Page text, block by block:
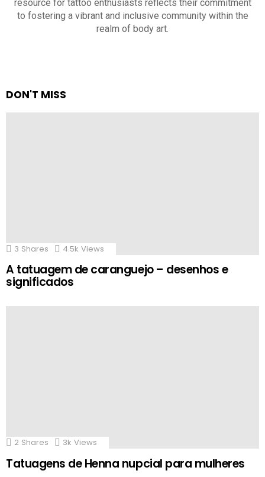
resource for tattoo enthusiasts reflects their commitment
to fostering a vibrant and inclusive community within the
realm of body art.
DON'T MISS
3 Shares 4.5k Views
A tatuagem de caranguejo – desenhos e
significados
2 Shares 3k Views
Tatuagens de Henna nupcial para mulheres